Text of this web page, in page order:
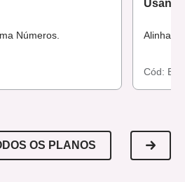
Números.
Cód:
OS PLANOS